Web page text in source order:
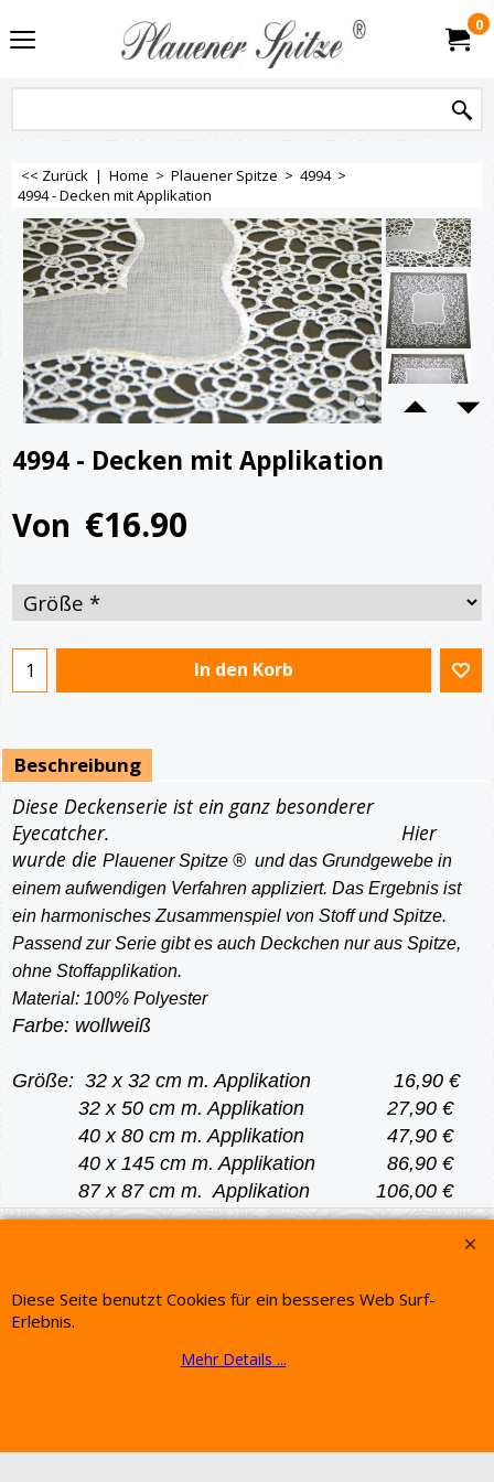
0
<< Zurück | Home > Plauener Spitze > 4994>
4994 - Decken mit Applikation
4994 - Decken mit Applikation
Von €16.90
In den Korb
Beschreibung
Diese Deckenserie ist ein ganz besonderer
Eyecatcher. Hier
wurde die Plauener Spitze ® und das Grundgewebe in
einem aufwendigen Verfahren appliziert. Das Ergebnis ist
ein harmonisches Zusammenspiel von Stoff und Spitze.
Passend zur Serie gibt es auch Deckchen nur aus Spitze,
ohne Stoffapplikation.
Material: 100% Polyester
Farbe: wollweiß
Größe: 32 x 32 cm m. Applikation 16,90 €
32 x 50 cm m. Applikation 27,90 €
40 x 80 cm m. Applikation 47,90 €
40 x 145 cm m. Applikation 86,90 €
87 x 87 cm m. Applikation 106,00 €
Diese Seite benutzt Cookies für ein besseres Web Surf-
Erlebnis.
Mehr Details ...